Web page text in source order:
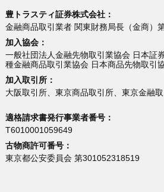
豊トラスティ証券株式会社：
金融商品取引業者 関東財務局長（金商）
加入協会：
一般社団法人金融先物取引業協会 日本証
種金融商品取引業協会 日本商品先物取引
加入取引所：
大阪取引所、東京商品取引所、東京金融
適格請求書発行事業者番号：
T6010001059649
古物商許可番号：
東京都公安委員会 第301052318519